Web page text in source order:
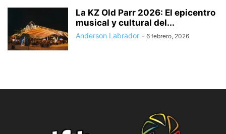
La KZ Old Parr 2026: El epicentro
musical y cultural del...
Anderson Labrador - 6 febrero, 2026